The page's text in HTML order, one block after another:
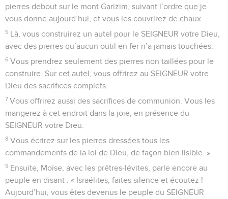
pierres debout sur le mont Garizim, suivant l’ordre que je
vous donne aujourd’hui, et vous les couvrirez de chaux.
5 Là, vous construirez un autel pour le SEIGNEUR votre Dieu,
avec des pierres qu’aucun outil en fer n’a jamais touchées.
6 Vous prendrez seulement des pierres non taillées pour le
construire. Sur cet autel, vous offrirez au SEIGNEUR votre
Dieu des sacrifices complets.
7 Vous offrirez aussi des sacrifices de communion. Vous les
mangerez à cet endroit dans la joie, en présence du
SEIGNEUR votre Dieu.
8 Vous écrirez sur les pierres dressées tous les
commandements de la loi de Dieu, de façon bien lisible. »
9 Ensuite, Moïse, avec les prêtres-lévites, parle encore au
peuple en disant : « Israélites, faites silence et écoutez !
Aujourd’hui, vous êtes devenus le peuple du SEIGNEUR